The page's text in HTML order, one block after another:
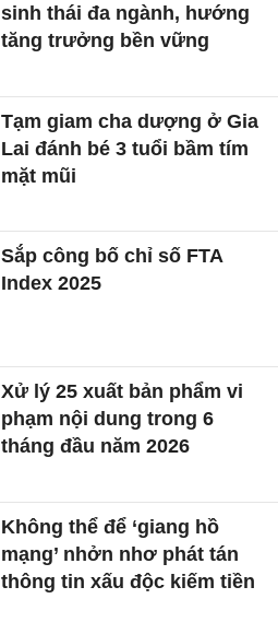
sinh thái đa ngành, hướng
tăng trưởng bền vững
Tạm giam cha dượng ở Gia
Lai đánh bé 3 tuổi bầm tím
mặt mũi
Sắp công bố chỉ số FTA
Index 2025
Xử lý 25 xuất bản phẩm vi
phạm nội dung trong 6
tháng đầu năm 2026
Không thể để ‘giang hồ
mạng’ nhởn nhơ phát tán
thông tin xấu độc kiếm tiền